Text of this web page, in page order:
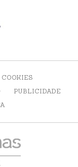
PUBLICIDADE